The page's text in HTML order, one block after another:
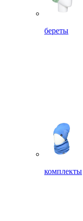
береты
комплекты